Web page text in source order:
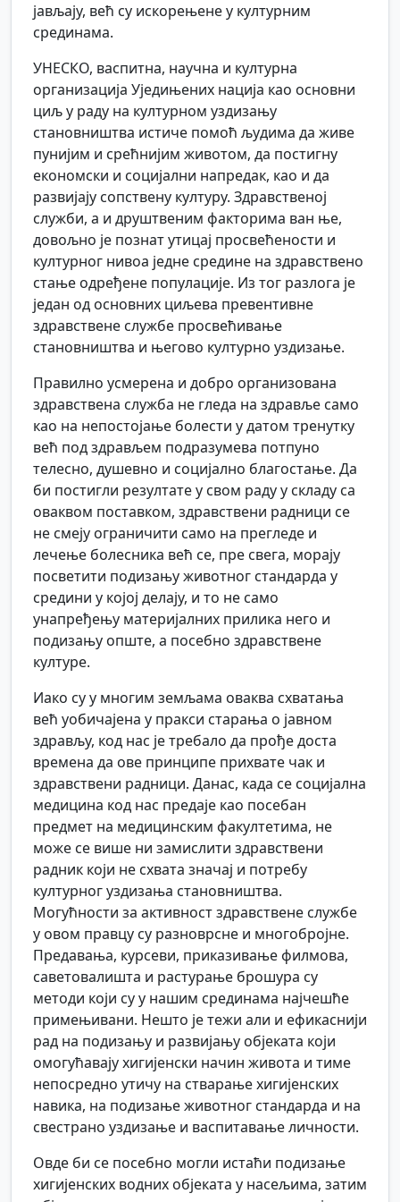
јављају, већ су искорењене у културним
срединама.
УНЕСКО, васпитна, научна и културна
организација Уједињених нација као основни
циљ у раду на културном уздизању
становништва истиче помоћ људима да живе
пунијим и срећнијим животом, да постигну
економски и социјални напредак, као и да
развијају сопствену културу. Здравственој
служби, а и друштвеним факторима ван ње,
довољно је познат утицај просвећености и
културног нивоа једне средине на здравствено
стање одређене популације. Из тог разлога је
један од основних циљева превентивне
здравствене службе просвећивање
становништва и његово културно уздизање.
Правилно усмерена и добро организована
здравствена служба не гледа на здравље само
као на непостојање болести у датом тренутку
већ под здрављем подразумева потпуно
телесно, душевно и социјално благостање. Да
би постигли резултате у свом раду у складу са
оваквом поставком, здравствени радници се
не смеју ограничити само на прегледе и
лечење болесника већ се, пре свега, морају
посветити подизању животног стандарда у
средини у којој делају, и то не само
унапређењу материјалних прилика него и
подизању опште, а посебно здравствене
културе.
Иако су у многим земљама оваква схватања
већ уобичајена у пракси старања о јавном
здрављу, код нас је требало да прође доста
времена да ове принципе прихвате чак и
здравствени радници. Данас, када се социјална
медицина код нас предаје као посебан
предмет на медицинским факултетима, не
може се више ни замислити здравствени
радник који не схвата значај и потребу
културног уздизања становништва.
Могућности за активност здравствене службе
у овом правцу су разноврсне и многобројне.
Предавања, курсеви, приказивање филмова,
саветовалишта и растурање брошура су
методи који су у нашим срединама најчешће
примењивани. Нешто је тежи али и ефикаснији
рад на подизању и развијању објеката који
омогућавају хигијенски начин живота и тиме
непосредно утичу на стварање хигијенских
навика, на подизање животног стандарда и на
свестрано уздизање и васпитавање личности.
Овде би се посебно могли истаћи подизање
хигијенских водних објеката у насељима, затим